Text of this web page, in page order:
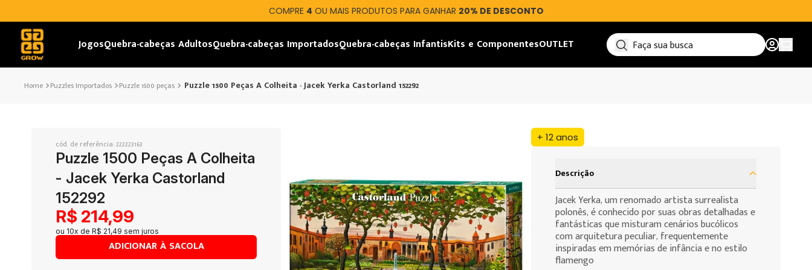
COMPRE 4 OU MAIS PRODUTOS PARA GANHAR 20% DE DESCONTO
JogosQuebra-cabeças AdultosQuebra-cabeças ImportadosQuebra-cabeças InfantisKits e ComponentesOUTLET
Puzzles Importados Puzzle 1500 peças Puzzle 1500 Peças A Colheita - Jacek Yerka Castorland 152292
cód. de referência:222223163
Puzzle 1500 Peças A Colheita
- Jacek Yerka Castorland
152292
R$ 214,99
ou 10x de R$ 21,49 sem juros
ADICIONAR À SACOLA
+ 12 anos
Descrição
Jacek Yerka, um renomado artista surrealista
polonês, é conhecido por suas obras detalhadas e
fantásticas que misturam cenários bucólicos
com arquitetura peculiar, frequentemente
inspiradas em memórias de infância e no estilo
flamengo